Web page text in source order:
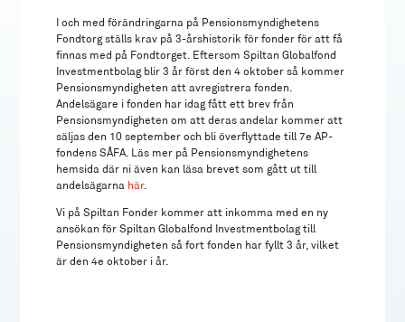
I och med förändringarna på Pensionsmyndighetens
Fondtorg ställs krav på 3-årshistorik för fonder för att få
finnas med på Fondtorget. Eftersom Spiltan Globalfond
Investmentbolag blir 3 år först den 4 oktober så kommer
Pensionsmyndigheten att avregistrera fonden.
Andelsägare i fonden har idag fått ett brev från
Pensionsmyndigheten om att deras andelar kommer att
säljas den 10 september och bli överflyttade till 7e AP-
fondens SÅFA. Läs mer på Pensionsmyndighetens
hemsida där ni även kan läsa brevet som gått ut till
andelsägarna här.
Vi på Spiltan Fonder kommer att inkomma med en ny
ansökan för Spiltan Globalfond Investmentbolag till
Pensionsmyndigheten så fort fonden har fyllt 3 år, vilket
är den 4e oktober i år.